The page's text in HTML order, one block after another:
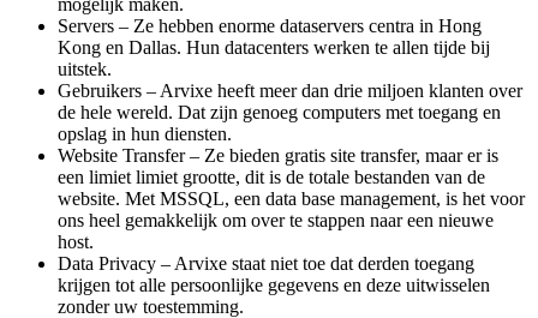
Servers – Ze hebben enorme dataservers centra in Hong
Kong en Dallas. Hun datacenters werken te allen tijde bij
uitstek.
Gebruikers – Arvixe heeft meer dan drie miljoen klanten over
de hele wereld. Dat zijn genoeg computers met toegang en
opslag in hun diensten.
Website Transfer – Ze bieden gratis site transfer, maar er is
een limiet limiet grootte, dit is de totale bestanden van de
website. Met MSSQL, een data base management, is het voor
ons heel gemakkelijk om over te stappen naar een nieuwe
host.
Data Privacy – Arvixe staat niet toe dat derden toegang
krijgen tot alle persoonlijke gegevens en deze uitwisselen
zonder uw toestemming.